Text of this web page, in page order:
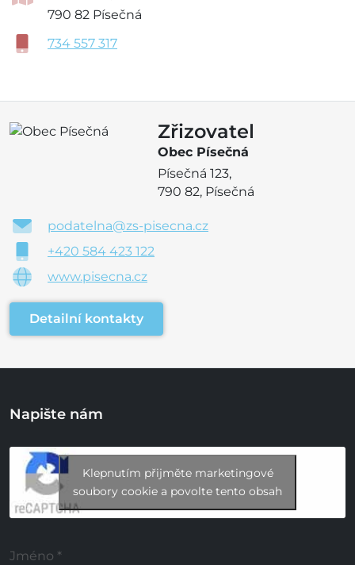
790 82 Písečná
734 557 317
Zřizovatel
Obec Písečná
Písečná 123,
790 82, Písečná
podatelna@zs-pisecna.cz
+420 584 423 122
www.pisecna.cz
Detailní kontakty
Napište nám
Klepnutím přijměte marketingové
soubory cookie a povolte tento obsah
Jméno *